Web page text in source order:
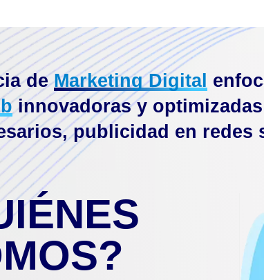
deMarketing Digital
innovadoras y
publicidad en redes